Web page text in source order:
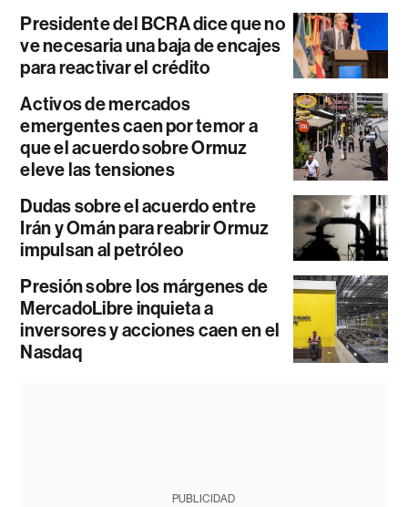
Presidente del BCRA dice que no
ve necesaria una baja de encajes
para reactivar el crédito
Activos de mercados
emergentes caen por temor a
que el acuerdo sobre Ormuz
eleve las tensiones
Dudas sobre el acuerdo entre
Irán y Omán para reabrir Ormuz
impulsan al petróleo
Presión sobre los márgenes de
MercadoLibre inquieta a
inversores y acciones caen en el
Nasdaq
PUBLICIDAD